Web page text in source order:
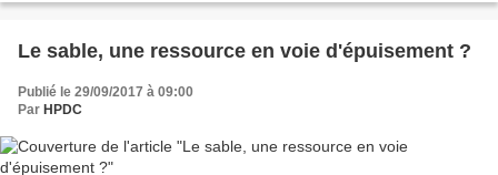
Le sable, une ressource en voie d'épuisement ?
Publié le 29/09/2017 à 09:00
Par HPDC